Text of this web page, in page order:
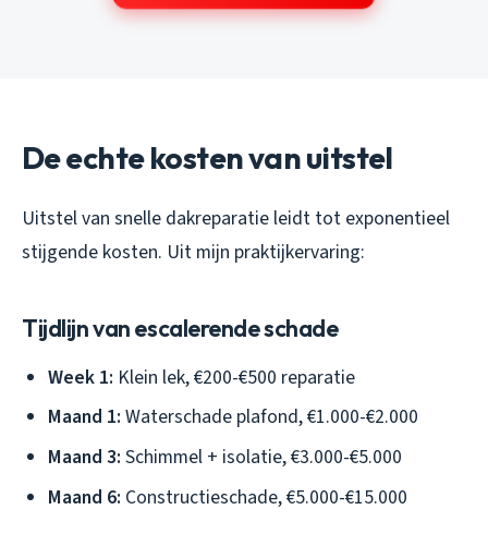
De echte kosten van uitstel
Uitstel van snelle dakreparatie leidt tot exponentieel
stijgende kosten. Uit mijn praktijkervaring:
Tijdlijn van escalerende schade
Week 1: Klein lek, €200-€500 reparatie
Maand 1: Waterschade plafond, €1.000-€2.000
Maand 3: Schimmel + isolatie, €3.000-€5.000
Maand 6: Constructieschade, €5.000-€15.000